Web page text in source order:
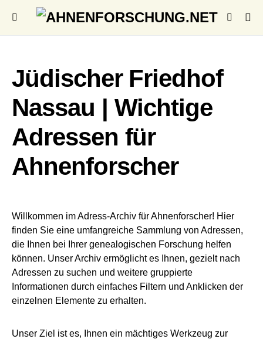
Jüdischer Friedhof
Nassau | Wichtige
Adressen für
Ahnenforscher
Willkommen im Adress-Archiv für Ahnenforscher! Hier
finden Sie eine umfangreiche Sammlung von Adressen,
die Ihnen bei Ihrer genealogischen Forschung helfen
können. Unser Archiv ermöglicht es Ihnen, gezielt nach
Adressen zu suchen und weitere gruppierte
Informationen durch einfaches Filtern und Anklicken der
einzelnen Elemente zu erhalten.
Unser Ziel ist es, Ihnen ein mächtiges Werkzeug zur